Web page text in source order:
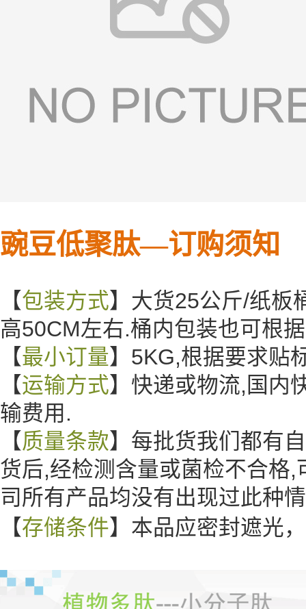
豌豆低聚肽—订购须知
【包装方式】大货25公斤/纸板
高50CM左右.桶内包装也可根
【最小订量】5KG,根据要求
【运输方式】快递或物流,国内
输费用.
【质量条款】每批货我们都有
货后,经检测含量或菌检不合格
司所有产品均没有出现过此种
【存储条件】本品应密封遮光